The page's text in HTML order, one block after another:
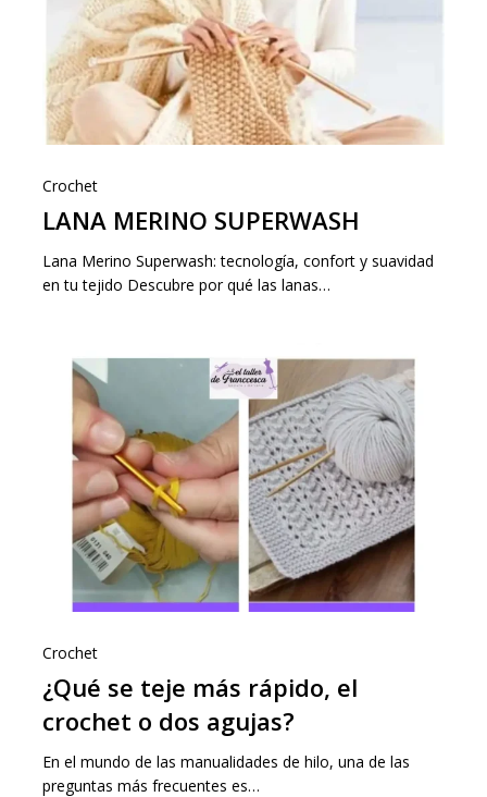
Crochet
LANA MERINO SUPERWASH
Lana Merino Superwash: tecnología, confort y suavidad
en tu tejido Descubre por qué las lanas…
Crochet
¿Qué se teje más rápido, el
crochet o dos agujas?
En el mundo de las manualidades de hilo, una de las
preguntas más frecuentes es…